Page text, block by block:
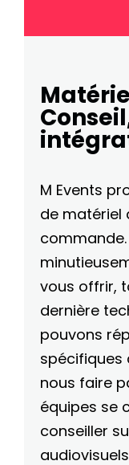
M Events
de matériel
vous offrir,
dernière
pouvons
spécifiques
nous faire
équipes se
conseiller